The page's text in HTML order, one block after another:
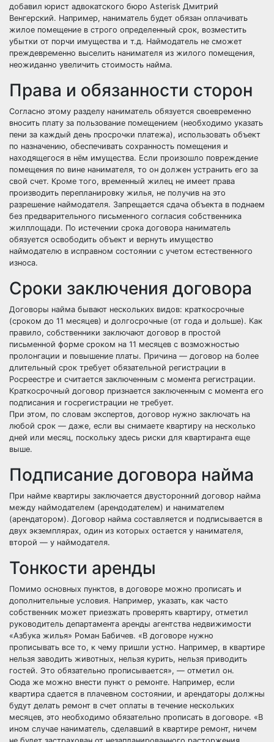
добавил юрист адвокатского бюро Asterisk Дмитрий
Венгерский. Например, наниматель будет обязан оплачивать
жилое помещение в строго определенный срок, возместить
убытки от порчи имущества и т.д. Наймодатель не сможет
преждевременно выселить нанимателя из жилого помещения,
неожиданно увеличить стоимость найма.
Права и обязанности сторон
Согласно этому разделу наниматель обязуется своевременно
вносить плату за пользование помещением (необходимо указать
пени за каждый день просрочки платежа), использовать объект
по назначению, обеспечивать сохранность помещения и
находящегося в нём имущества. Если произошло повреждение
помещения по вине нанимателя, то он должен устранить его за
свой счет. Кроме того, временный жилец не имеет права
производить перепланировку жилья, не получив на это
разрешение наймодателя. Запрещается сдача объекта в поднаем
без предварительного письменного согласия собственника
жилплощади. По истечении срока договора наниматель
обязуется освободить объект и вернуть имущество
наймодателю в исправном состоянии с учетом естественного
износа.
Сроки заключения договора
Договоры найма бывают нескольких видов: краткосрочные
(сроком до 11 месяцев) и долгосрочные (от года и дольше). Как
правило, собственники заключают договор в простой
письменной форме сроком на 11 месяцев с возможностью
пролонгации и повышение платы. Причина — договор на более
длительный срок требует обязательной регистрации в
Росреестре и считается заключенным с момента регистрации.
Краткосрочный договор признается заключенным с момента его
подписания и госрегистрации не требует.
При этом, по словам экспертов, договор нужно заключать на
любой срок — даже, если вы снимаете квартиру на несколько
дней или месяц, поскольку здесь риски для квартиранта еще
выше.
Подписание договора найма
При найме квартиры заключается двусторонний договор найма
между наймодателем (арендодателем) и нанимателем
(арендатором). Договор найма составляется и подписывается в
двух экземплярах, один из которых остается у нанимателя,
второй — у наймодателя.
Тонкости аренды
Помимо основных пунктов, в договоре можно прописать и
дополнительные условия. Например, указать, как часто
собственник может приезжать проверять квартиру, отметил
руководитель департамента аренды агентства недвижимости
«Азбука жилья» Роман Бабичев. «В договоре нужно
прописывать все то, к чему пришли устно. Например, в квартире
нельзя заводить животных, нельзя курить, нельзя приводить
гостей. Это обязательно прописывается», — отметил он.
Сюда же можно внести пункт о ремонте. Например, если
квартира сдается в плачевном состоянии, и арендаторы должны
будут делать ремонт в счет оплаты в течение нескольких
месяцев, это необходимо обязательно прописать в договоре. «В
ином случае наниматель, сделавший в квартире ремонт, ничем